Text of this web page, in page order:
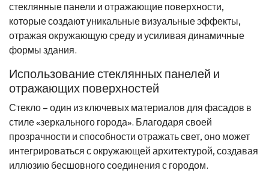
стеклянные панели и отражающие поверхности,
которые создают уникальные визуальные эффекты,
отражая окружающую среду и усиливая динамичные
формы здания.
Использование стеклянных панелей и
отражающих поверхностей
Стекло – один из ключевых материалов для фасадов в
стиле «зеркального города». Благодаря своей
прозрачности и способности отражать свет, оно может
интегрироваться с окружающей архитектурой, создавая
иллюзию бесшовного соединения с городом.